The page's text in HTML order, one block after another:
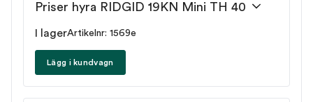
Priser hyra RIDGID 19KN Mini TH 40
I lagerArtikelnr: 1569e
Lägg i kundvagn